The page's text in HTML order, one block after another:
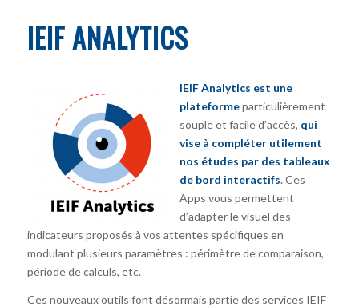
IEIF ANALYTICS
IEIF Analytics est une
plateformeparticulièrement
souple et facile d’accès, qui
vise à compléter utilement
nos études par des tableaux
de bord interactifs. Ces
Apps vous permettent
d’adapter le visuel des
indicateurs proposés à vos attentes spécifiques en
modulant plusieurs paramètres : périmètre de comparaison,
période de calculs, etc.
Ces nouveaux outils font désormais partie des services IEIF